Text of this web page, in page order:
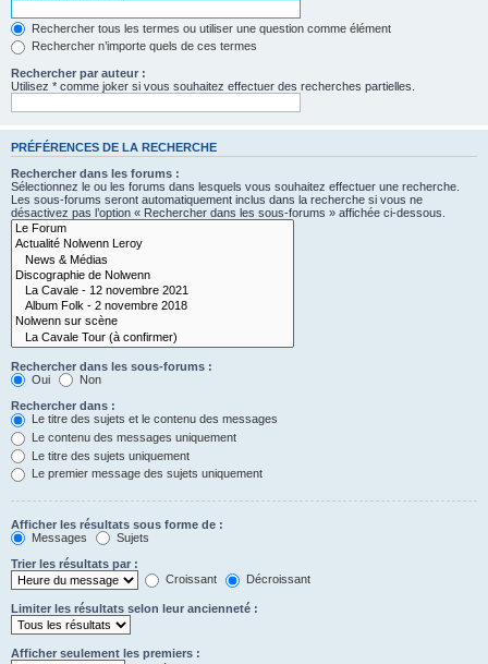
Rechercher tous les termes ou utiliser une question comme élément
Rechercher n’importe quels de ces termes
Rechercher par auteur :
Utilisez * comme joker si vous souhaitez effectuer des recherches partielles.
PRÉFÉRENCES DE LA RECHERCHE
Rechercher dans les forums :
Sélectionnez le ou les forums dans lesquels vous souhaitez effectuer une recherche.
Les sous-forums seront automatiquement inclus dans la recherche si vous ne
désactivez pas l’option « Rechercher dans les sous-forums » affichée ci-dessous.
Rechercher dans les sous-forums :
Oui
Non
Rechercher dans :
Le titre des sujets et le contenu des messages
Le contenu des messages uniquement
Le titre des sujets uniquement
Le premier message des sujets uniquement
Afficher les résultats sous forme de :
Messages
Sujets
Trier les résultats par :
Croissant
Décroissant
Limiter les résultats selon leur ancienneté :
Afficher seulement les premiers :